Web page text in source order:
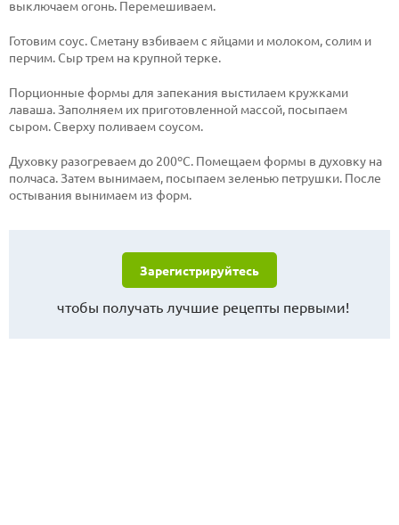
выключаем огонь. Перемешиваем.
Готовим соус. Сметану взбиваем с яйцами и молоком, солим и
перчим. Сыр трем на крупной терке.
Порционные формы для запекания выстилаем кружками
лаваша. Заполняем их приготовленной массой, посыпаем
сыром. Сверху поливаем соусом.
Духовку разогреваем до 200ºС. Помещаем формы в духовку на
полчаса. Затем вынимаем, посыпаем зеленью петрушки. После
остывания вынимаем из форм.
Зарегистрируйтесь
чтобы получать лучшие рецепты первыми!